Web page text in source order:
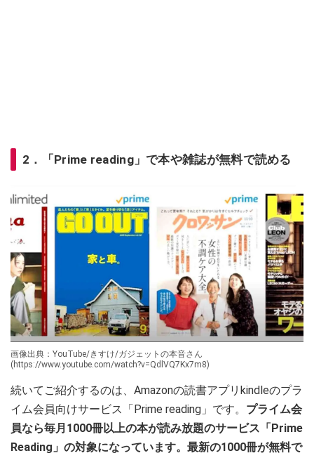
2．「Prime reading」で本や雑誌が無料で読める
画像出典：YouTube/きすけ/ガジェットの本音さん
(https://www.youtube.com/watch?v=QdlVQ7Kx7m8)
続いてご紹介するのは、Amazonの読書アプリkindleのプラ
イム会員向けサービス「Prime reading」です。 プライム会
員なら毎月1000冊以上の本が読み放題のサービス「Prime
Reading」の対象になっています。最新の1000冊が無料で